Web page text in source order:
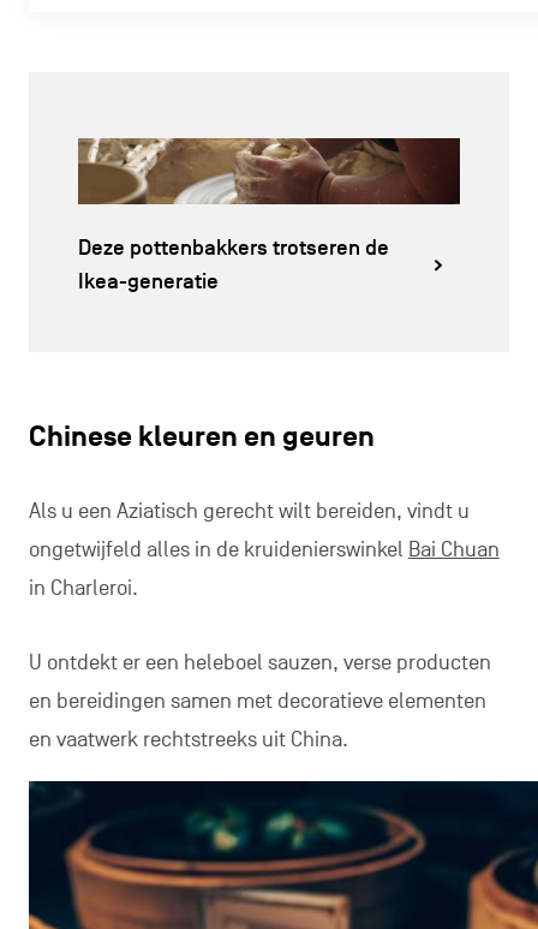
Deze pottenbakkers trotseren de
Ikea-generatie
Chinese kleuren en geuren
Als u een Aziatisch gerecht wilt bereiden, vindt u
ongetwijfeld alles in de kruidenierswinkel Bai Chuan
in Charleroi.
U ontdekt er een heleboel sauzen, verse producten
en bereidingen samen met decoratieve elementen
en vaatwerk rechtstreeks uit China.